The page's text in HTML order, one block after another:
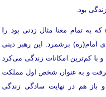
بود.
به تمام معنا مثال زدنی بود را
امام(ره) برشمرد. این رهبر دینی
کم‌ترین امکانات زندگی می‌کرد
و به عنوان شخص اول مملکت
باز هم در نهایت سادگی زندگی